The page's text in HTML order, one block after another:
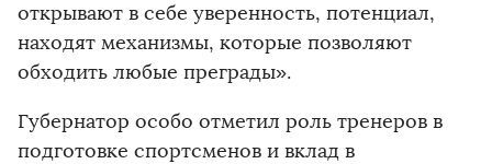
открывают в себе уверенность, потенциал,
находят механизмы, которые позволяют
обходить любые преграды».
Губернатор особо отметил роль тренеров в
подготовке спортсменов и вклад в